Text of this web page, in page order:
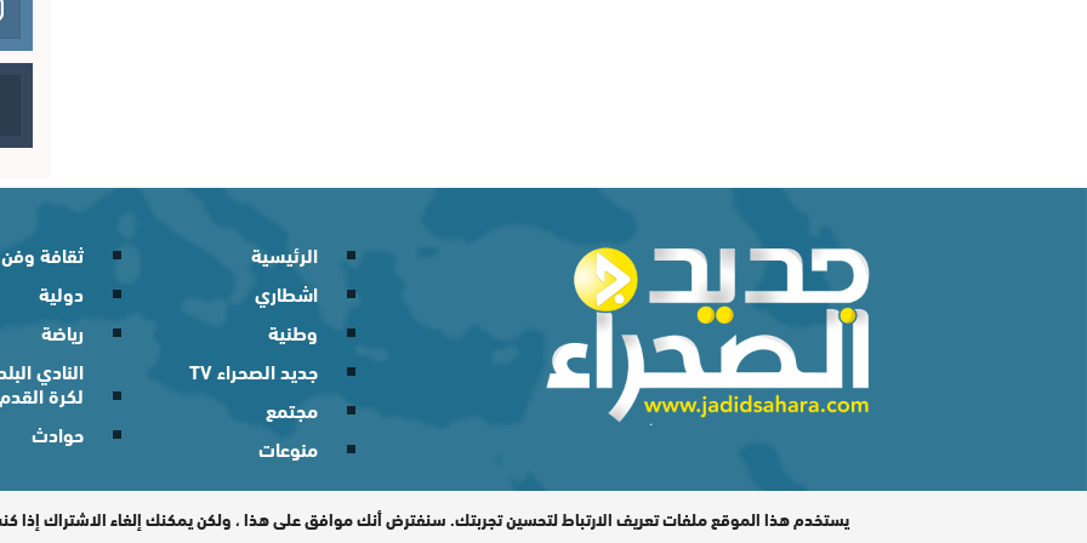
الرئيسية
اشطاري
وطنية
جديد الصحراء TV
مجتمع
منوعات
ثقافة وفن
دولية
رياضة
النادي
لكرة القدم
حوادث
المدير المسؤول : اشكيريد مصطفى / جميع الحقوق محفوظة © 2026
يستخدم هذا الموقع ملفات تعريف الارتباط لتحسين تجربتك. سنفترض أنك موافق على هذا ، ولكن يمكنك إلغاء الاشتراك